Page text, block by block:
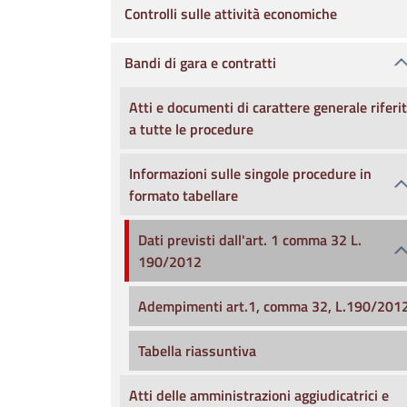
Controlli sulle attività economiche
Bandi di gara e contratti
Atti e documenti di carattere generale
a tutte le procedure
Informazioni sulle singole procedure in
formato tabellare
Dati previsti dall'art. 1 comma 32 L.
190/2012
Adempimenti art.1, comma 32, L.190/
Tabella riassuntiva
Atti delle amministrazioni aggiudicatrici e